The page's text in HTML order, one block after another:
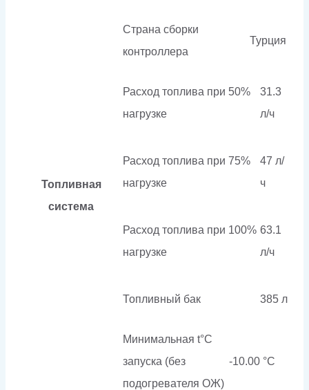
Страна сборки
контроллера
Турция
Топливная
система
Расход топлива при 50%
нагрузке
31.3
л/ч
Расход топлива при 75%
нагрузке
47 л/
ч
Расход топлива при 100%
нагрузке
63.1
л/ч
Топливный бак 385 л
Минимальная t°С
запуска (без
подогревателя ОЖ)
-10.00 °С